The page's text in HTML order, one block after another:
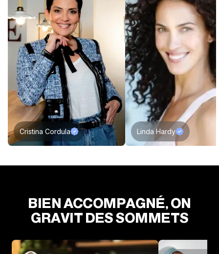
Cristina Cordula Linda Hardy
BIEN ACCOMPAGNÉ, ON
GRAVIT DES SOMMETS